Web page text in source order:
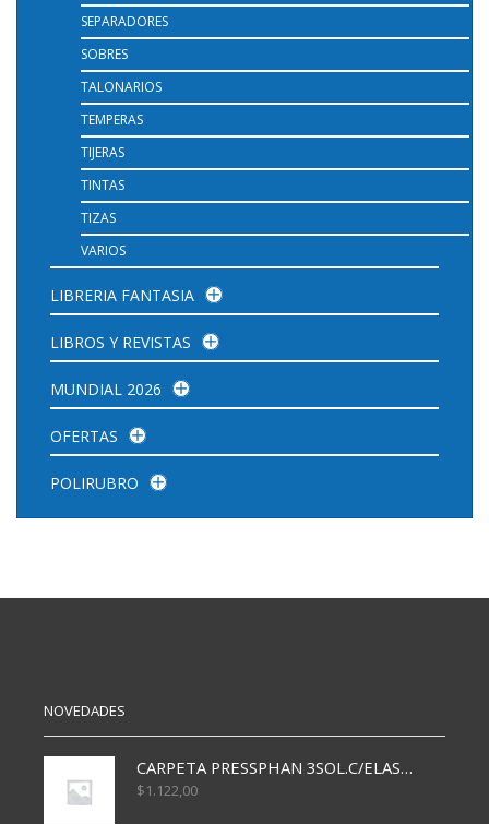
SEPARADORES
SOBRES
TALONARIOS
TEMPERAS
TIJERAS
TINTAS
TIZAS
VARIOS
LIBRERIA FANTASIA
LIBROS Y REVISTAS
MUNDIAL 2026
OFERTAS
POLIRUBRO
NOVEDADES
CARPETA PRESSPHAN 3SOL.C/ELAST MARRON A4 P01A
$1.122,00